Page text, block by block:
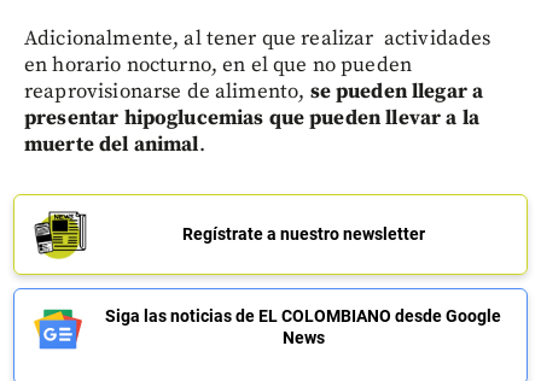
Adicionalmente, al tener que realizar actividades
en horario nocturno, en el que no pueden
reaprovisionarse de alimento, se pueden llegar a
presentar hipoglucemias que pueden llevar a la
muerte del animal.
Regístrate a nuestro newsletter
Siga las noticias de EL COLOMBIANO desde Google
News